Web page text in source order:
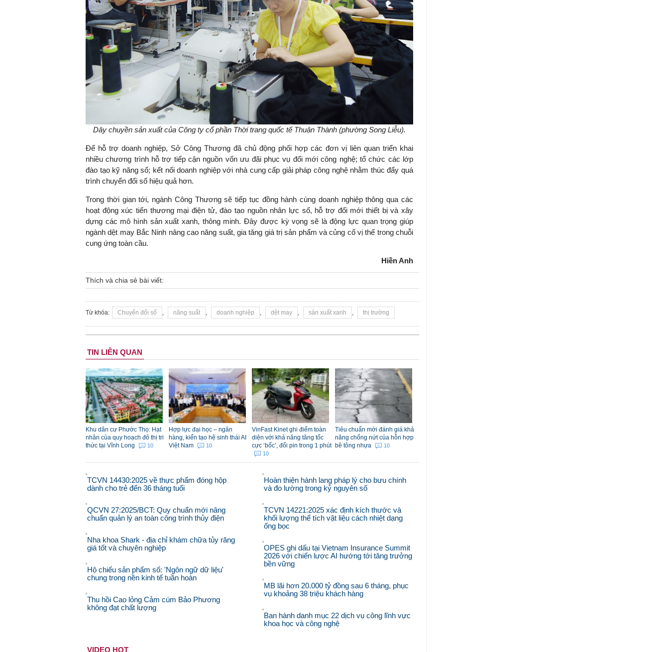
Dây chuyền sản xuất của Công ty cổ phần Thời trang quốc tế Thuận Thành (phường Song Liễu).
Để hỗ trợ doanh nghiệp, Sở Công Thương đã chủ động phối hợp các đơn vị liên quan triển khai
nhiều chương trình hỗ trợ tiếp cận nguồn vốn ưu đãi phục vụ đổi mới công nghệ; tổ chức các lớp
đào tạo kỹ năng số; kết nối doanh nghiệp với nhà cung cấp giải pháp công nghệ nhằm thúc đẩy quá
trình chuyển đổi số hiệu quả hơn.
Trong thời gian tới, ngành Công Thương sẽ tiếp tục đồng hành cùng doanh nghiệp thông qua các
hoạt động xúc tiến thương mại điện tử, đào tạo nguồn nhân lực số, hỗ trợ đổi mới thiết bị và xây
dựng các mô hình sản xuất xanh, thông minh. Đây được kỳ vọng sẽ là động lực quan trọng giúp
ngành dệt may Bắc Ninh nâng cao năng suất, gia tăng giá trị sản phẩm và củng cố vị thế trong chuỗi
cung ứng toàn cầu.
Hiền Anh
Thích và chia sẻ bài viết:
Từ khóa: Chuyển đổi số năng suất doanh nghiệp dệt may sản xuất xanh thị trường
TIN LIÊN QUAN
Khu dân cư Phước Thọ: Hạt
nhân của quy hoạch đô thị tri
thức tại Vĩnh Long
10
Hợp lực đại học – ngân
hàng, kiến tạo hệ sinh thái AI
Việt Nam
10
VinFast Kinet ghi điểm toàn
diện với khả năng tăng tốc
cực ‘bốc’, đổi pin trong 1 phút
10
Tiêu chuẩn mới đánh giá khả
năng chống nứt của hỗn hợp
bê tông nhựa
10
TCVN 14430:2025 về thực phẩm đóng hộp
dành cho trẻ đến 36 tháng tuổi
QCVN 27:2025/BCT: Quy chuẩn mới nâng
chuẩn quản lý an toàn công trình thủy điện
Nha khoa Shark - địa chỉ khám chữa tủy răng
giá tốt và chuyên nghiệp
Hộ chiếu sản phẩm số: 'Ngôn ngữ dữ liệu'
chung trong nền kinh tế tuần hoàn
Thu hồi Cao lỏng Cảm cúm Bảo Phương
không đạt chất lượng
Hoàn thiện hành lang pháp lý cho bưu chính
và đo lường trong kỷ nguyên số
TCVN 14221:2025 xác định kích thước và
khối lượng thể tích vật liệu cách nhiệt dạng
ống bọc
OPES ghi dấu tại Vietnam Insurance Summit
2026 với chiến lược AI hướng tới tăng trưởng
bền vững
MB lãi hơn 20.000 tỷ đồng sau 6 tháng, phục
vụ khoảng 38 triệu khách hàng
Ban hành danh mục 22 dịch vụ công lĩnh vực
khoa học và công nghệ
VIDEO HOT